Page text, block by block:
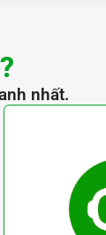
nhất.